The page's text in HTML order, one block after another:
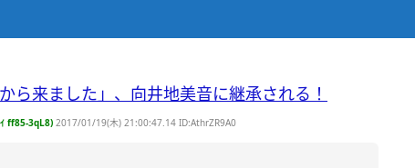
ら来ました」、向井地美音に継承される！
ff85-3qL8) 2017/01/19(木) 21:00:47.14 ID:AthrZR9A0